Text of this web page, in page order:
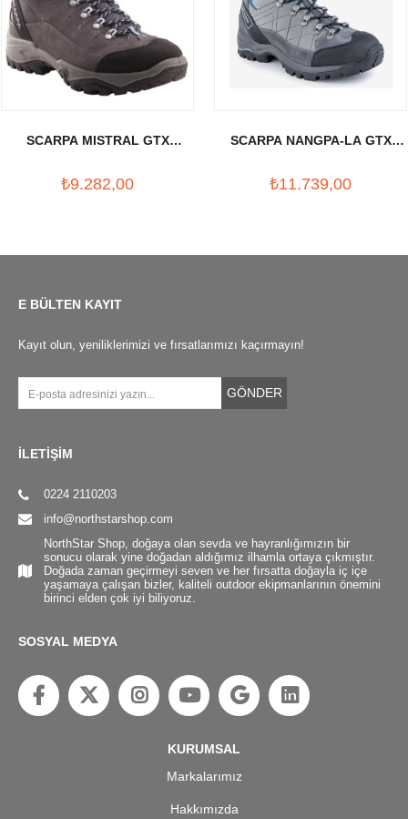
SCARPA MISTRAL GTX
BOT
₺9.282,00
SCARPA NANGPA-LA GTX
₺11.739,00
E BÜLTEN KAYIT
Kayıt olun, yeniliklerimizi ve fırsatlarımızı kaçırmayın!
GÖNDER
İLETİŞİM
0224 2110203
info@northstarshop.com
NorthStar Shop, doğaya olan sevda ve hayranlığımızın bir
sonucu olarak yine doğadan aldığımız ilhamla ortaya çıkmıştır.
Doğada zaman geçirmeyi seven ve her fırsatta doğayla iç içe
yaşamaya çalışan bizler, kaliteli outdoor ekipmanlarının önemini
birinci elden çok iyi biliyoruz.
SOSYAL MEDYA
KURUMSAL
Markalarımız
Hakkımızda